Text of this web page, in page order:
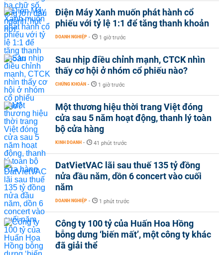
Điện Máy Xanh muốn phát hành cổ
phiếu với tỷ lệ 1:1 để tăng thanh khoản
DOANH NGHIỆP - 1 giờ trước
Sau nhịp điều chỉnh mạnh, CTCK nhìn
thấy cơ hội ở nhóm cổ phiếu nào?
CHỨNG KHOÁN - 1 giờ trước
Một thương hiệu thời trang Việt đóng
cửa sau 5 năm hoạt động, thanh lý toàn
bộ cửa hàng
KINH DOANH - 41 phút trước
DatVietVAC lãi sau thuế 135 tỷ đồng
nửa đầu năm, dồn 6 concert vào cuối
năm
DOANH NGHIỆP - 1 phút trước
Công ty 100 tỷ của Huấn Hoa Hồng
bỗng dưng ‘biến mất’, một công ty khác
đã giải thể